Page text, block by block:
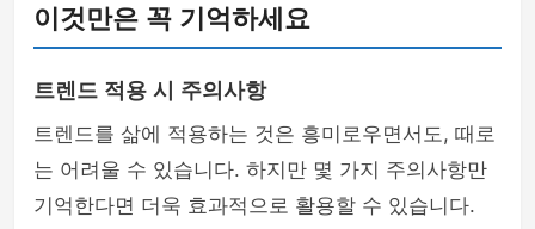
이것만은 꼭 기억하세요
트렌드 적용 시 주의사항
트렌드를 삶에 적용하는 것은 흥미로우면서도, 때로
는 어려울 수 있습니다. 하지만 몇 가지 주의사항만
기억한다면 더욱 효과적으로 활용할 수 있습니다.